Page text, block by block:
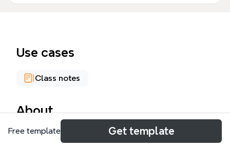
Use cases
Class notes
About
Questa matrice della geografia di un paese è uno
Free template Get template